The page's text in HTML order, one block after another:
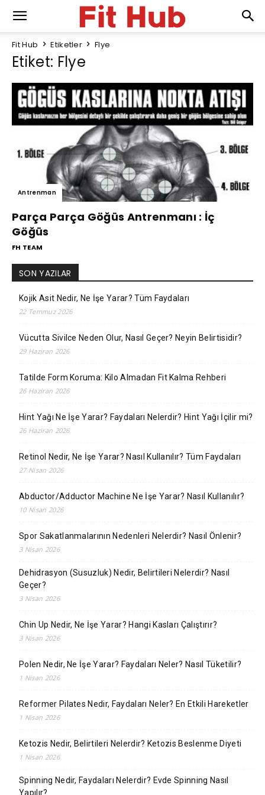
Fit Hub Etiketler Flye
Etiket: Flye
Antrenman
Parça Parça Göğüs Antrenmanı : İç
Göğüs
FH TEAM
SON YAZILAR
Kojik Asit Nedir, Ne İşe Yarar? Tüm Faydaları
22 Temmuz 2026
Vücutta Sivilce Neden Olur, Nasıl Geçer? Neyin Belirtisidir?
29 Haziran 2026
Tatilde Form Koruma: Kilo Almadan Fit Kalma Rehberi
26 Haziran 2026
Hint Yağı Ne İşe Yarar? Faydaları Nelerdir? Hint Yağı İçilir mi?
26 Haziran 2026
Retinol Nedir, Ne İşe Yarar? Nasıl Kullanılır? Tüm Faydaları
27 Nisan 2026
Abductor/Adductor Machine Ne İşe Yarar? Nasıl Kullanılır?
10 Nisan 2026
Spor Sakatlanmalarının Nedenleri Nelerdir? Nasıl Önlenir?
3 Nisan 2026
Dehidrasyon (Susuzluk) Nedir, Belirtileri Nelerdir? Nasıl
Geçer?
3 Nisan 2026
Chin Up Nedir, Ne İşe Yarar? Hangi Kasları Çalıştırır?
3 Nisan 2026
Polen Nedir, Ne İşe Yarar? Faydaları Neler? Nasıl Tüketilir?
1 Nisan 2026
Reformer Pilates Nedir, Faydaları Neler? En Etkili Hareketler
1 Nisan 2026
Ketozis Nedir, Belirtileri Nelerdir? Ketozis Beslenme Diyeti
1 Nisan 2026
Spinning Nedir, Faydaları Nelerdir? Evde Spinning Nasıl
Yapılır?